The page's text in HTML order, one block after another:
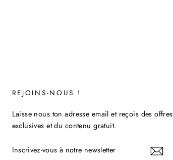
REJOINS-NOUS !
Laisse nous ton adresse email et reçois des offres
exclusives et du contenu gratuit.
VOUS